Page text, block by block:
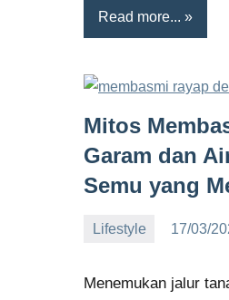
Read more...
Mitos
Garam dan
Semu yang
Lifestyle 17/03/
Menemukan jalur